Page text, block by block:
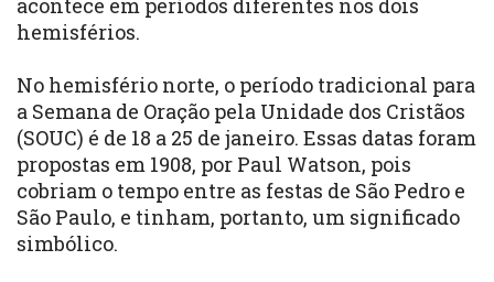
acontece em períodos diferentes nos dois
hemisférios.
No hemisfério norte, o período tradicional para
a Semana de Oração pela Unidade dos Cristãos
(SOUC) é de 18 a 25 de janeiro. Essas datas foram
propostas em 1908, por Paul Watson, pois
cobriam o tempo entre as festas de São Pedro e
São Paulo, e tinham, portanto, um significado
simbólico.